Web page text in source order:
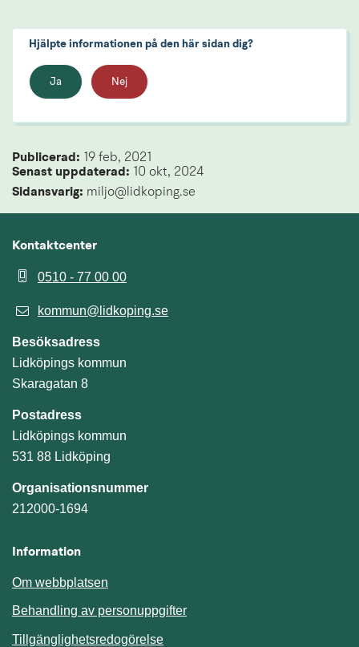
Hjälpte informationen på den här sidan dig?
Ja Nej
Publicerad:
19 feb, 2021
Senast uppdaterad:
10 okt, 2024
Sidansvarig: miljo@lidkoping.se
Kontaktcenter
0510 - 77 00 00
kommun@lidkoping.se
Besöksadress
Lidköpings kommun
Skaragatan 8
Postadress
Lidköpings kommun
531 88 Lidköping
Organisationsnummer
212000-1694
Information
Om webbplatsen
Behandling av personuppgifter
Tillgänglighetsredogörelse